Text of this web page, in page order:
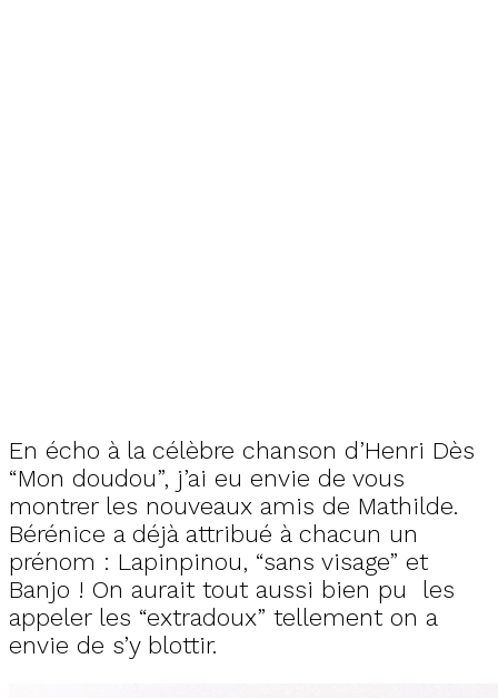
En écho à la célèbre chanson d’Henri Dès
“Mon doudou”, j’ai eu envie de vous
montrer les nouveaux amis de Mathilde.
Bérénice a déjà attribué à chacun un
prénom : Lapinpinou, “sans visage” et
Banjo ! On aurait tout aussi bien pu les
appeler les “extradoux” tellement on a
envie de s’y blottir.